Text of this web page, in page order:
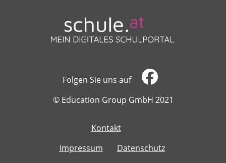
Folgen Sie uns auf
​​​​​​​© Education Group GmbH 2021
Kontakt
Impressum
Datenschutz